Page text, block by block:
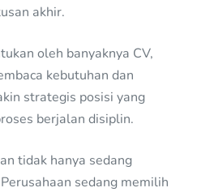
akhir.
oleh banyaknya CV,
kebutuhan dan
strategis posisi yang
berjalan disiplin.
tidak hanya sedang
sedang memilih